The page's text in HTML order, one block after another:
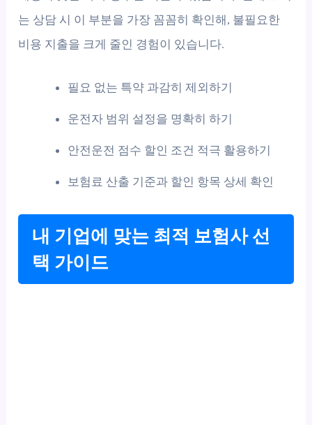
는 상담 시 이 부분을 가장 꼼꼼히 확인해, 불필요한
비용 지출을 크게 줄인 경험이 있습니다.
필요 없는 특약 과감히 제외하기
운전자 범위 설정을 명확히 하기
안전운전 점수 할인 조건 적극 활용하기
보험료 산출 기준과 할인 항목 상세 확인
내 기업에 맞는 최적 보험사 선
택 가이드